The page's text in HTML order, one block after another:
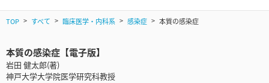
TOP すべて 臨床医学・内科系 感染症 本質の感染症
本質の感染症【電子版】
岩田 健太郎(著)
神戸大学大学院医学研究科教授